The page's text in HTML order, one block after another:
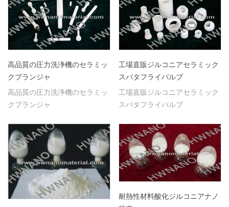
高品質の圧力洗浄機のセラミッ
クプランジャ
高品質の圧力洗浄機のセラミッ
クプランジャ
工場直販ジルコニアセラミック
スバタフライバルブ
工場直販ジルコニアセラミック
スバタフライバルブ
耐熱性材料酸化ジルコニアナノ